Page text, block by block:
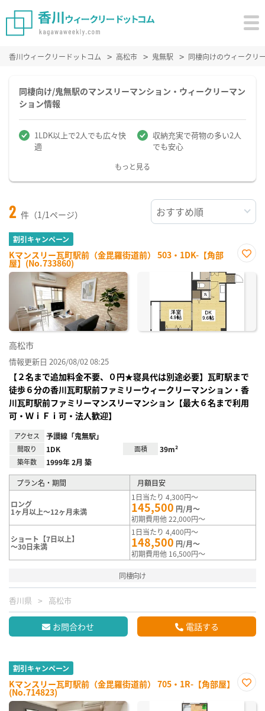
香川ウィークリードットコム 高松市 鬼無駅 同棲向けのウィークリ
同棲向け/鬼無駅のマンスリーマンション・ウィークリーマン
ション情報
1LDK以上で2人でも広々快
適
収納充実で荷物の多い2人
でも安心
もっと見る
2 件（1/1ページ）
割引キャンペーン
Kマンスリー瓦町駅前（金毘羅街道前） 503・1DK-【角部
屋】(No.733860)
に入
り登
高松市
情報更新日 2026/08/02 08:25
【２名まで追加料金不要、０円★寝具代は別途必要】瓦町駅まで
徒歩６分の香川瓦町駅前ファミリーウィークリーマンション・香
川瓦町駅前ファミリーマンスリーマンション【最大６名まで利用
可・ＷｉＦｉ可・法人歓迎】
アクセス 予讃線「鬼無駅」
間取り 1DK 面積 39m²
築年数 1999年 2月 築
プラン名・期間 月額目安
ロング
1ヶ月以上～12ヶ月未満
1日当たり 4,300円～
145,500 円/月～
初期費用他 22,000円～
ショート【7日以上】
～30日未満
1日当たり 4,400円～
148,500 円/月～
初期費用他 16,500円～
同棲向け
香川県 高松市
お問合わせ 電話する
割引キャンペーン
Kマンスリー瓦町駅前（金毘羅街道前） 705・1R-【角部屋】
(No.714823)
に入